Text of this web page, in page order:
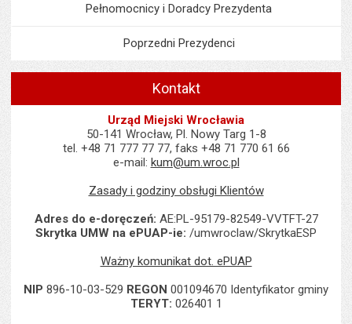
Pełnomocnicy i Doradcy Prezydenta
Poprzedni Prezydenci
Kontakt
Urząd Miejski Wrocławia
50-141 Wrocław, Pl. Nowy Targ 1-8
tel. +48 71 777 77 77, faks +48 71 770 61 66
e-mail: kum@um.wroc.pl
Zasady i godziny obsługi Klientów
Adres do e-doręczeń: AE:PL-95179-82549-VVTFT-27
Skrytka UMW na ePUAP-ie: /umwroclaw/SkrytkaESP
Ważny komunikat dot. ePUAP
NIP 896-10-03-529 REGON 001094670 Identyfikator gminy
TERYT: 026401 1